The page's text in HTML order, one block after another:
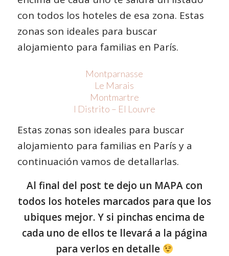
con todos los hoteles de esa zona. Estas
zonas son ideales para buscar
alojamiento para familias en París.
Montparnasse
Le Marais
Montmartre
I Distrito – El Louvre
Estas zonas son ideales para buscar
alojamiento para familias en París y a
continuación vamos de detallarlas.
Al final del post te dejo un MAPA con
todos los hoteles marcados para que los
ubiques mejor. Y si pinchas encima de
cada uno de ellos te llevará a la página
para verlos en detalle